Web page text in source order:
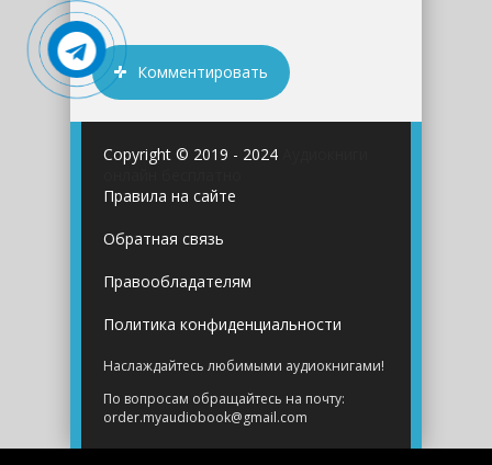
Комментировать
Copyright © 2019 - 2024
Правила на сайте
Обратная связь
Правообладателям
Политика конфиденциальности
Наслаждайтесь любимыми аудиокнигами!
По вопросам обращайтесь на почту:
order.myaudiobook@gmail.com